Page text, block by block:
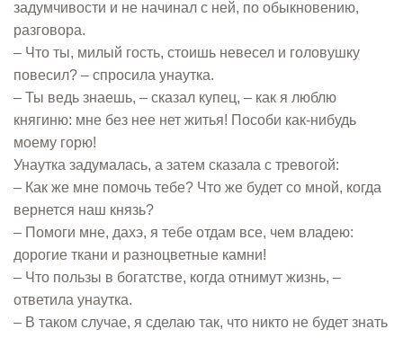
задумчивости и не начинал с ней, по обыкновению,
разговора.
– Что ты, милый гость, стоишь невесел и головушку
повесил? – спросила унаутка.
– Ты ведь знаешь, – сказал купец, – как я люблю
княгиню: мне без нее нет житья! Пособи как-нибудь
моему горю!
Унаутка задумалась, а затем сказала с тревогой:
– Как же мне помочь тебе? Что же будет со мной, когда
вернется наш князь?
– Помоги мне, дахэ, я тебе отдам все, чем владею:
дорогие ткани и разноцветные камни!
– Что пользы в богатстве, когда отнимут жизнь, –
ответила унаутка.
– В таком случае, я сделаю так, что никто не будет знать